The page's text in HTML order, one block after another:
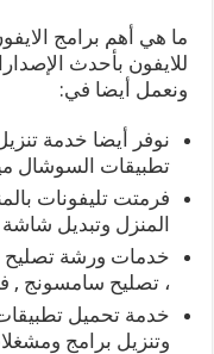
ما هي أهم برامج
للايفون بأحدث
ونعمل أيضا في:
نوفر أيضا خدمة
تطبيقات السوشال
فرمتت تليفونات
المنزل وتبديل شاشة
خدمات ورشة تصليح
، تصليح سامسونج ,
خدمة تحميل
وتنزيل برامج